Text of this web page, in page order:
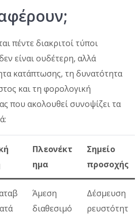
πέντε διακριτοί τύποι
είναι ουδέτερη, αλλά
κατάπτωσης, τη δυνατότητα
και τη φορολογική
που ακολουθεί συνοψίζει τα
Πλεονέκτ
ημα
Σημείο
προσοχής
Άμεση
διαθεσιμό
Δέσμευση
ρευστότητ